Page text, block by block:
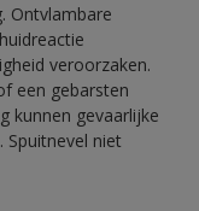
Ontvlambare
veroorzaken.
een gebarsten
kunnen gevaarlijke
Spuitnevel niet